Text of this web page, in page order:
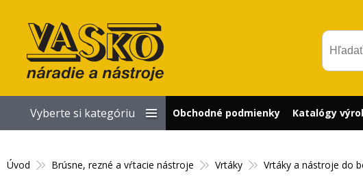
Úvod Brúsne, rezné a vŕtacie nástroje Vrtáky Vrtáky a nástroje do
Vyberte si kategóriu Obchodné podmienky Katalógy